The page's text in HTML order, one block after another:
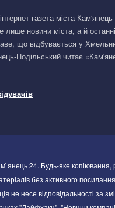
газета міста
лише новини міста, а й
що відбувається у
Подільський читає
24. Будь-яке
без активного
не несе відповідальності за